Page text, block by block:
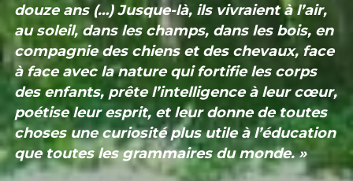
douze ans (…) Jusque-là, ils vivraient à l’air,
au soleil, dans les champs, dans les bois, en
compagnie des chiens et des chevaux, face
à face avec la nature qui fortifie les corps
des enfants, prête l’intelligence à leur cœur,
poétise leur esprit, et leur donne de toutes
choses une curiosité plus utile à l’éducation
que toutes les grammaires du monde. »